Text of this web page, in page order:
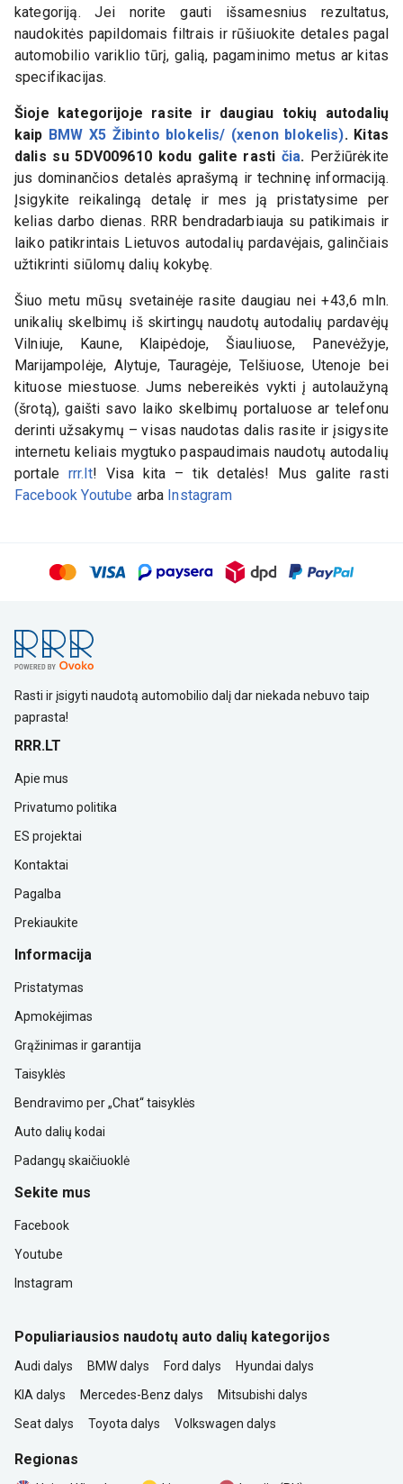
kategoriją. Jei norite gauti išsamesnius rezultatus,
naudokitės papildomais filtrais ir rūšiuokite detales pagal
automobilio variklio tūrį, galią, pagaminimo metus ar kitas
specifikacijas.
Šioje kategorijoje rasite ir daugiau tokių autodalių
kaip BMW X5 Žibinto blokelis/ (xenon blokelis). Kitas
dalis su5DV009610kodu galite rasti čia. Peržiūrėkite
jus dominančios detalės aprašymą ir techninę informaciją.
Įsigykite reikalingą detalę ir mes ją pristatysime per
kelias darbo dienas. RRR bendradarbiauja su patikimais ir
laiko patikrintais Lietuvos autodalių pardavėjais, galinčiais
užtikrinti siūlomų dalių kokybę.
Šiuo metu mūsų svetainėje rasite daugiau nei +43,6 mln.
unikalių skelbimų iš skirtingų naudotų autodalių pardavėjų
Vilniuje, Kaune, Klaipėdoje, Šiauliuose, Panevėžyje,
Marijampolėje, Alytuje, Tauragėje, Telšiuose, Utenoje bei
kituose miestuose. Jums nebereikės vykti į autolaužyną
(šrotą), gaišti savo laiko skelbimų portaluose ar telefonu
derinti užsakymų – visas naudotas dalis rasite ir įsigysite
internetu keliais mygtuko paspaudimais naudotų autodalių
portale rrr.lt! Visa kita – tik detalės! Mus galite rasti
Facebook Youtube arba Instagram
Rasti ir įsigyti naudotą automobilio dalį dar niekada nebuvo taip
paprasta!
RRR.LT
Apie mus
Privatumo politika
ES projektai
Kontaktai
Pagalba
Prekiaukite
Informacija
Pristatymas
Apmokėjimas
Grąžinimas ir garantija
Taisyklės
Bendravimo per „Chat“ taisyklės
Auto dalių kodai
Padangų skaičiuoklė
Sekite mus
Facebook
Youtube
Instagram
Populiariausios naudotų auto dalių kategorijos
Audi dalys BMW dalys Ford dalys
Hyundai dalys
KIA dalys
Mercedes-Benz dalys
Mitsubishi dalys
Seat dalys
Toyota dalys Volkswagen dalys
Regionas